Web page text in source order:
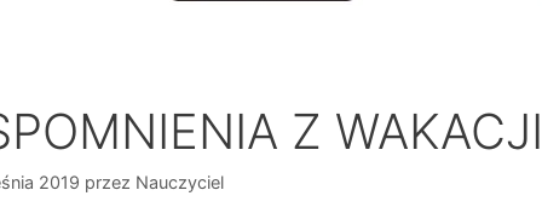
Z WAKACJI
2019 przez Nauczyciel